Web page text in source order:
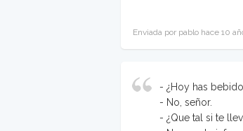
Enviada por pablo hace 10
- ¿Hoy has
- No, señor.
- ¿Que tal si te